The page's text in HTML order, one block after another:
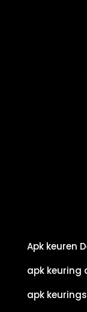
Apk keuren
apk keuring
apk